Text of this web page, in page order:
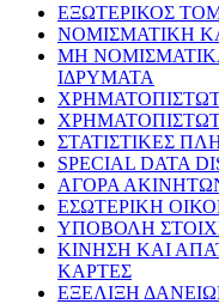
ΕΞΩΤΕΡΙΚΟΣ
ΝΟΜΙΣΜΑΤΙΚΗ
ΜΗ
ΙΔΡΥΜΑΤΑ
ΣΤΑΤΙΣΤΙΚΕΣ
SPECIAL DATA
ΑΓΟΡΑ
ΕΣΩΤΕΡΙΚΗ
ΥΠΟΒΟΛΗ
ΚΙΝΗΣΗ ΚΑΙ
ΚΑΡΤΕΣ
ΕΞΕΛΙΞΗ